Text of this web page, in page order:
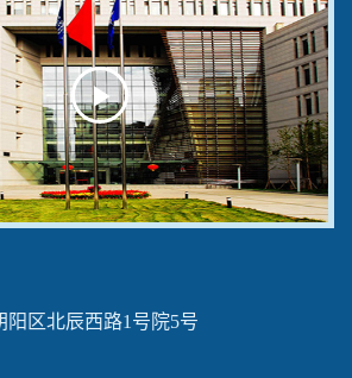
Play
Video
区北辰西路1号院5号